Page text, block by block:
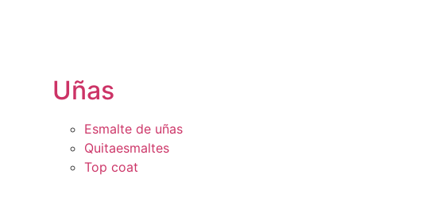
Uñas
Esmalte de uñas
Quitaesmaltes
Top coat